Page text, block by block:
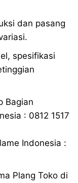
dan pasang
spesifikasi
Bagian
: 0812 1517
Indonesia :
Plang Toko di